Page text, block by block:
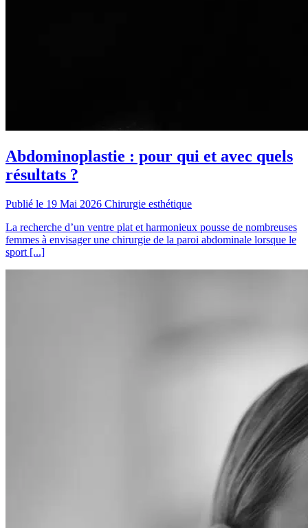
Abdominoplastie : pour qui et avec quels
résultats ?
Publié le 19 Mai 2026 Chirurgie esthétique
La recherche d’un ventre plat et harmonieux pousse de nombreuses
femmes à envisager une chirurgie de la paroi abdominale lorsque le
sport [...]